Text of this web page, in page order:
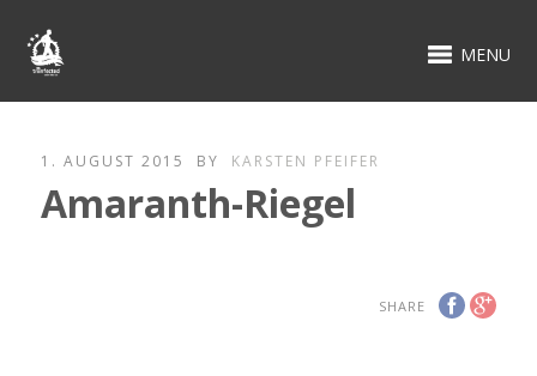
MENU
1. AUGUST 2015 BY KARSTEN PFEIFER
Amaranth-Riegel
SHARE